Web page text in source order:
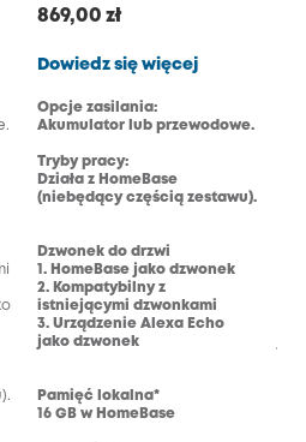
z wideo do drzwi E340
869,00 zł
Dowiedz się więcejDzwonek z
Opcje zasilania:
Akumulator lub przewodowe.
Tryby pracy:
Działa z HomeBase
(niebędący częścią zestawu).
Dzwonek do drzwi
1. HomeBase jako dzwonek
2. Kompatybilny z
istniejącymi dzwonkami
3. Urządzenie Alexa Echo
jako dzwonek
Pamięć lokalna*
16 GB w HomeBase